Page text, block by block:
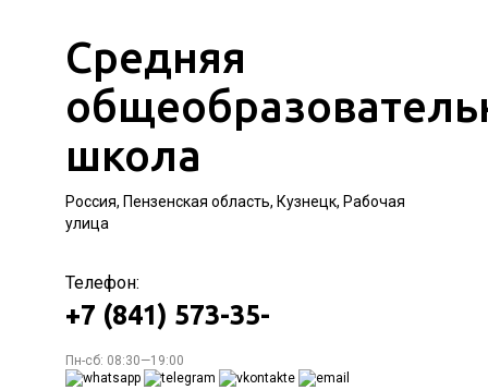
Средняя
школа
Россия, Пензенская область, Кузнецк, Рабочая
улица
Телефон:
+7 (841) 573-35-
Пн-сб: 08:30—19:00